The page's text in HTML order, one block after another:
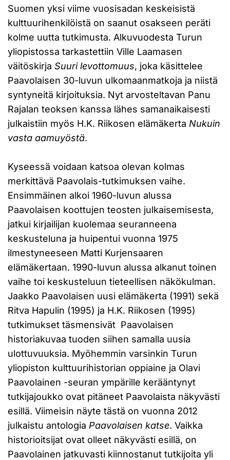
Suomen yksi viime vuosisadan keskeisistä
kulttuurihenkilöistä on saanut osakseen peräti
kolme uutta tutkimusta. Alkuvuodesta Turun
yliopistossa tarkastettiin Ville Laamasen
väitöskirja Suuri levottomuus, joka käsittelee
Paavolaisen 30-luvun ulkomaanmatkoja ja niistä
syntyneitä kirjoituksia. Nyt arvosteltavan Panu
Rajalan teoksen kanssa lähes samanaikaisesti
julkaistiin myös H.K. Riikosen elämäkerta Nukuin
vasta aamuyöstä.
Kyseessä voidaan katsoa olevan kolmas
merkittävä Paavolais-tutkimuksen vaihe.
Ensimmäinen alkoi 1960-luvun alussa
Paavolaisen koottujen teosten julkaisemisesta,
jatkui kirjailijan kuolemaa seuranneena
keskusteluna ja huipentui vuonna 1975
ilmestyneeseen Matti Kurjensaaren
elämäkertaan. 1990-luvun alussa alkanut toinen
vaihe toi keskusteluun tieteellisen näkökulman.
Jaakko Paavolaisen uusi elämäkerta (1991) sekä
Ritva Hapulin (1995) ja H.K. Riikosen (1995)
tutkimukset täsmensivät Paavolaisen
historiakuvaa tuoden siihen samalla uusia
ulottuvuuksia. Myöhemmin varsinkin Turun
yliopiston kulttuurihistorian oppiaine ja Olavi
Paavolainen -seuran ympärille kerääntynyt
tutkijajoukko ovat pitäneet Paavolaista näkyvästi
esillä. Viimeisin näyte tästä on vuonna 2012
julkaistu antologia Paavolaisen katse. Vaikka
historioitsijat ovat olleet näkyvästi esillä, on
Paavolainen jatkuvasti kiinnostanut tutkijoita yli